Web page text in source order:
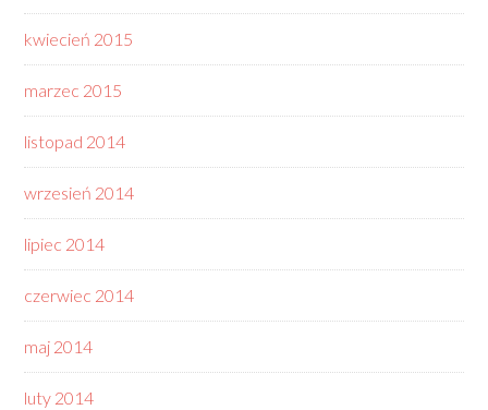
kwiecień 2015
marzec 2015
listopad 2014
wrzesień 2014
lipiec 2014
czerwiec 2014
maj 2014
luty 2014